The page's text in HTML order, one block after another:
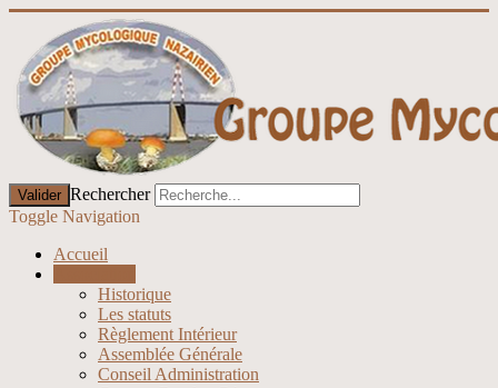
Valider Rechercher
Toggle Navigation
Accueil
Historique
Les statuts
Règlement Intérieur
Assemblée Générale
Conseil Administration